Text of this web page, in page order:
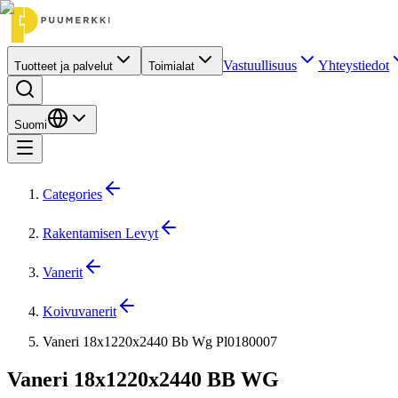
Tuotteet ja palvelut Toimialat Vastuullisuus Yhteystiedot
Suomi
Categories
Rakentamisen Levyt
Vanerit
Koivuvanerit
Vaneri 18x1220x2440 Bb Wg Pl0180007
Vaneri 18x1220x2440 BB WG